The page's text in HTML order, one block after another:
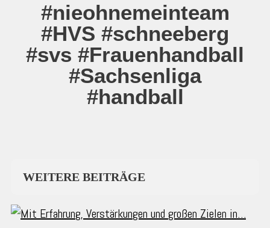
#nieohnemeinteam
#HVS #schneeberg
#svs #Frauenhandball
#Sachsenliga
#handball
WEITERE BEITRÄGE